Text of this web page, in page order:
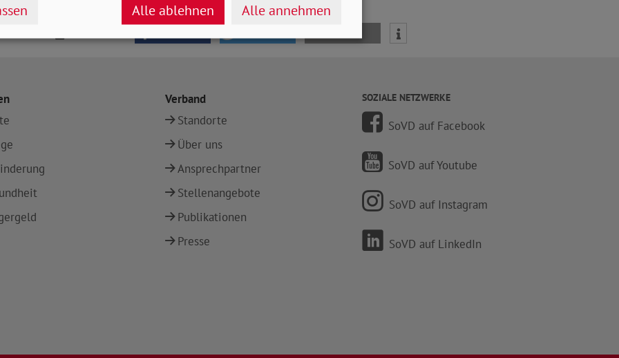
Verband
Standorte
Über uns
Ansprechpartner
Stellenangebote
Publikationen
Presse
SOZIALE NETZWERKE
SoVD auf Facebook
SoVD auf Youtube
SoVD auf Instagram
SoVD auf LinkedIn
Alle ablehnen Alle annehmen